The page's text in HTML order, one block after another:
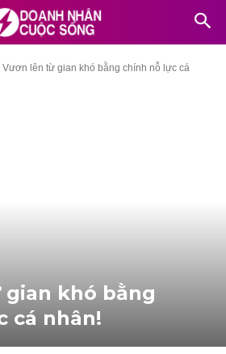
Vươn lên từ gian khó bằng chính nỗ lực cá
khó bằng
cá nhân!